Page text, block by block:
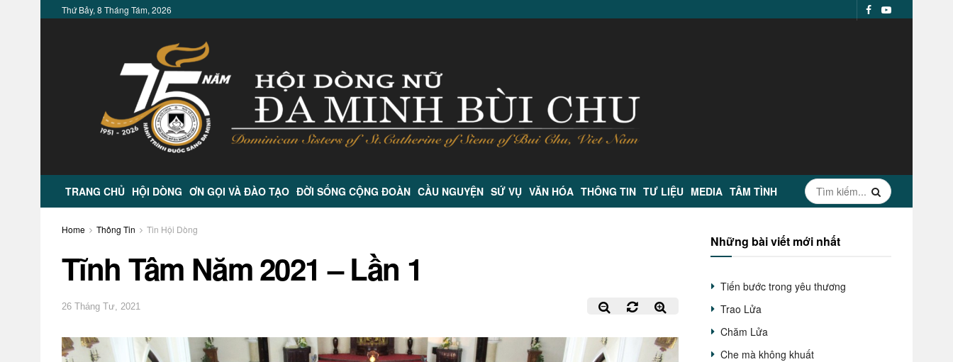
Thứ Bảy, 8 Tháng Tám, 2026
TRANG CHỦ HỘI DÒNG ƠN GỌI VÀ ĐÀO TẠO ĐỜI SỐNG CỘNG ĐOÀN CẦU NGUYỆN SỨ VỤ VĂN HÓA THÔNG TIN TƯ LIỆU MEDIA TÂM TÌNH
Home Thông Tin Tin Hội Dòng
Tĩnh Tâm Năm 2021 – Lần 1
26 Tháng Tư, 2021
Những bài viết mới nhất
Tiến bước trong yêu thương
Trao Lửa
Chăm Lửa
Che mà không khuất